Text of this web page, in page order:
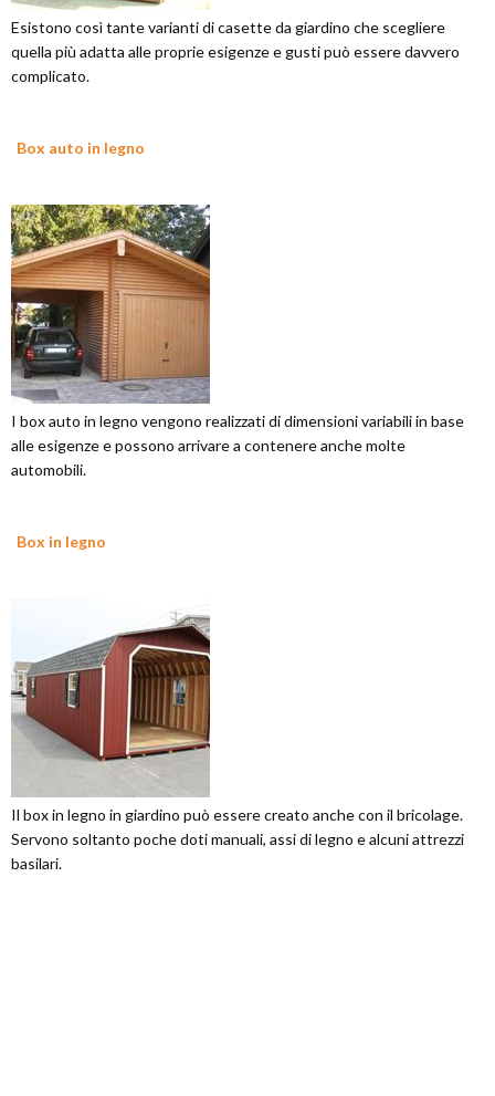
Esistono così tante varianti di casette da giardino che scegliere
quella più adatta alle proprie esigenze e gusti può essere davvero
complicato.
Box auto in legno
I box auto in legno vengono realizzati di dimensioni variabili in base
alle esigenze e possono arrivare a contenere anche molte
automobili.
Box in legno
Il box in legno in giardino può essere creato anche con il bricolage.
Servono soltanto poche doti manuali, assi di legno e alcuni attrezzi
basilari.